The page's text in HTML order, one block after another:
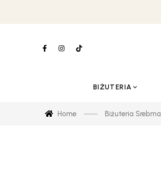
BIŻUTERIA
Home Biżuteria Srebrna